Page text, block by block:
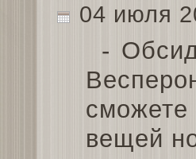
04 июля
-
вещей